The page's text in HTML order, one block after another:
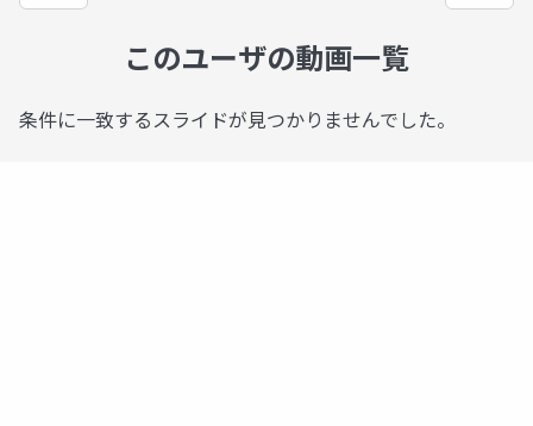
このユーザの動画一覧
条件に一致するスライドが見つかりませんでした。